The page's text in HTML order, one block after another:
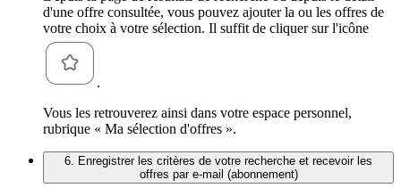
d'une offre consultée, vous pouvez ajouter la ou les offres de
votre choix à votre sélection. Il suffit de cliquer sur l'icône
.
Vous les retrouverez ainsi dans votre espace personnel,
rubrique « Ma sélection d'offres ».
6. Enregistrer les critères de votre recherche et recevoir les
offres par e-mail (abonnement)